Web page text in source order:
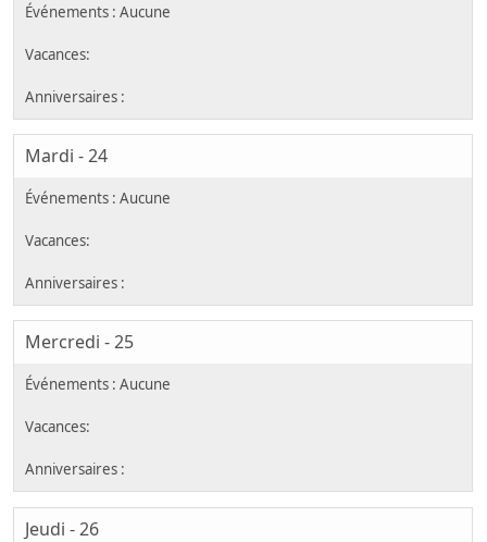
Mardi - 24
Mercredi - 25
Jeudi - 26